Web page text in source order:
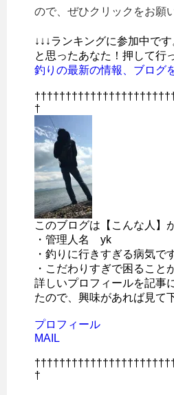
ので、ぜひクリックをお願
↓↓↓ランキングに参加中です
と思ったあなた！押して行
釣りの最新の情報、ブログ
†
このブログは【こんな人】
・管理人名 yk
・釣りに行きすぎる病気で
・こだわりすぎで困ること
詳しいプロフィールを記事
たので、興味があれば見て
プロフィール
MAIL
†